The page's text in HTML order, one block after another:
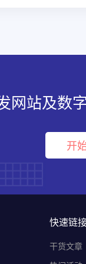
网站及数
开
快速链
干货文章